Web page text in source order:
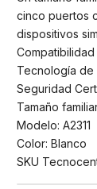
cinco puertos
dispositivos
Tecnología de
Seguridad
Tamaño
Modelo: A2311
Color: Blanco
SKU